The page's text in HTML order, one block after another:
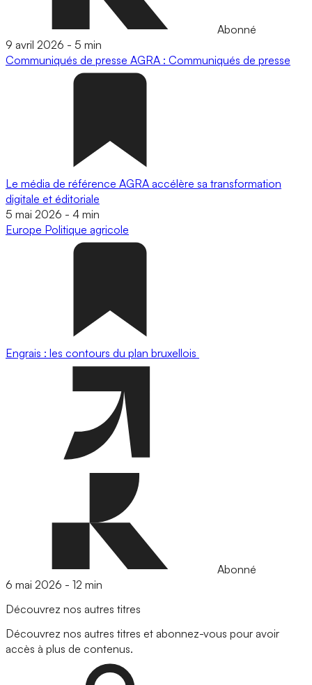
Abonné
9 avril 2026 - 5 min
Communiqués de presse AGRA : Communiqués de presse
Le média de référence AGRA accélère sa transformation
digitale et éditoriale
5 mai 2026 - 4 min
Europe Politique agricole
Engrais : les contours du plan bruxellois
Abonné
6 mai 2026 - 12 min
Découvrez nos autres titres
Découvrez nos autres titres et abonnez-vous pour avoir
accès à plus de contenus.